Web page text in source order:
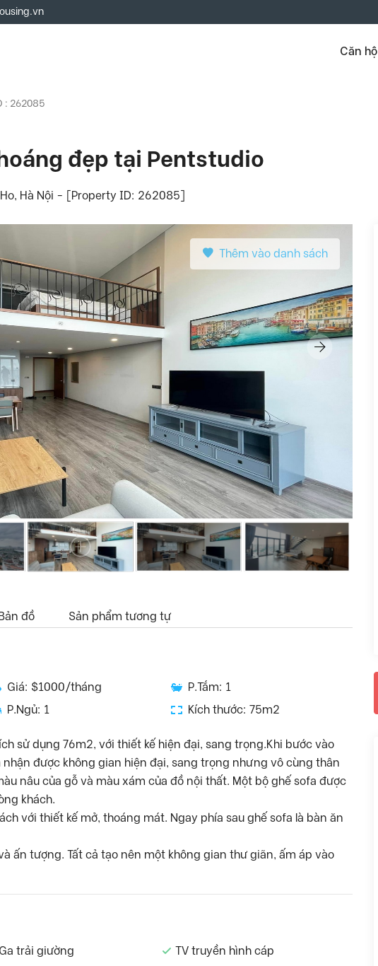
Căn hộ
: 262085
đẹp tại Pentstudio
Hà Nội - [Property ID: 262085]
Thêm vào danh sách
đồ Sản phẩm tương tự
Giá: $1000/tháng
P.Tắm: 1
P.Ngủ: 1 Kích thước: 75m2
sử dụng 76m2, với thiết kế hiện đại, sang trọng.Khi bước vào
được không gian hiện đại, sang trọng nhưng vô cùng thân
nâu của gỗ và màu xám của đồ nội thất. Một bộ ghế sofa được
khách.
với thiết kế mở, thoáng mát. Ngay phía sau ghế sofa là bàn ăn
ấn tượng. Tất cả tạo nên một không gian thư giãn, ấm áp vào
Ga trải giường
TV truyền hình cáp